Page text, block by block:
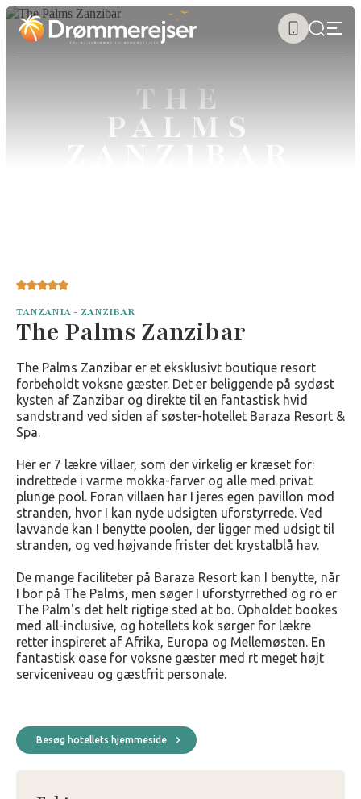
THE
PALMS
ZANZIBAR
TANZANIA - ZANZIBAR
The Palms Zanzibar
The Palms Zanzibar er et eksklusivt boutique resort
forbeholdt voksne gæster. Det er beliggende på sydøst
kysten af Zanzibar og direkte til en fantastisk hvid
sandstrand ved siden af søster-hotellet Baraza Resort &
Spa.
Her er 7 lækre villaer, som der virkelig er kræset for:
indrettede i varme mokka-farver og alle med privat
plunge pool. Foran villaen har I jeres egen pavillon mod
stranden, hvor I kan nyde udsigten uforstyrrede. Ved
lavvande kan I benytte poolen, der ligger med udsigt til
stranden, og ved højvande frister det krystalblå hav.
De mange faciliteter på Baraza Resort kan I benytte, når
I bor på The Palms, men søger I uforstyrrethed og ro er
The Palm's det helt rigtige sted at bo. Opholdet bookes
med all-inclusive, og hotellets kok sørger for lækre
retter inspireret af Afrika, Europa og Mellemøsten. En
fantastisk oase for voksne gæster med rt meget højt
serviceniveau og gæstfrit personale.
Besøg hotellets hjemmeside